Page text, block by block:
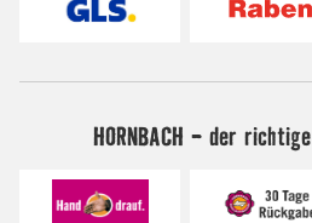
HORNBACH - der